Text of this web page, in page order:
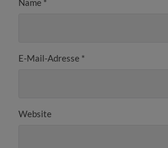
Name *
E-Mail-Adresse *
Website